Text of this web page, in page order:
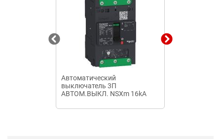
Автоматический
выключатель 3П
АВТОМ.ВЫКЛ. NSXm 16kA